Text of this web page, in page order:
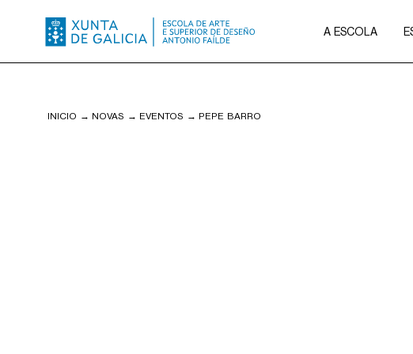
A ESCOLA
INICIO → NOVAS → EVENTOS → PEPE BARRO